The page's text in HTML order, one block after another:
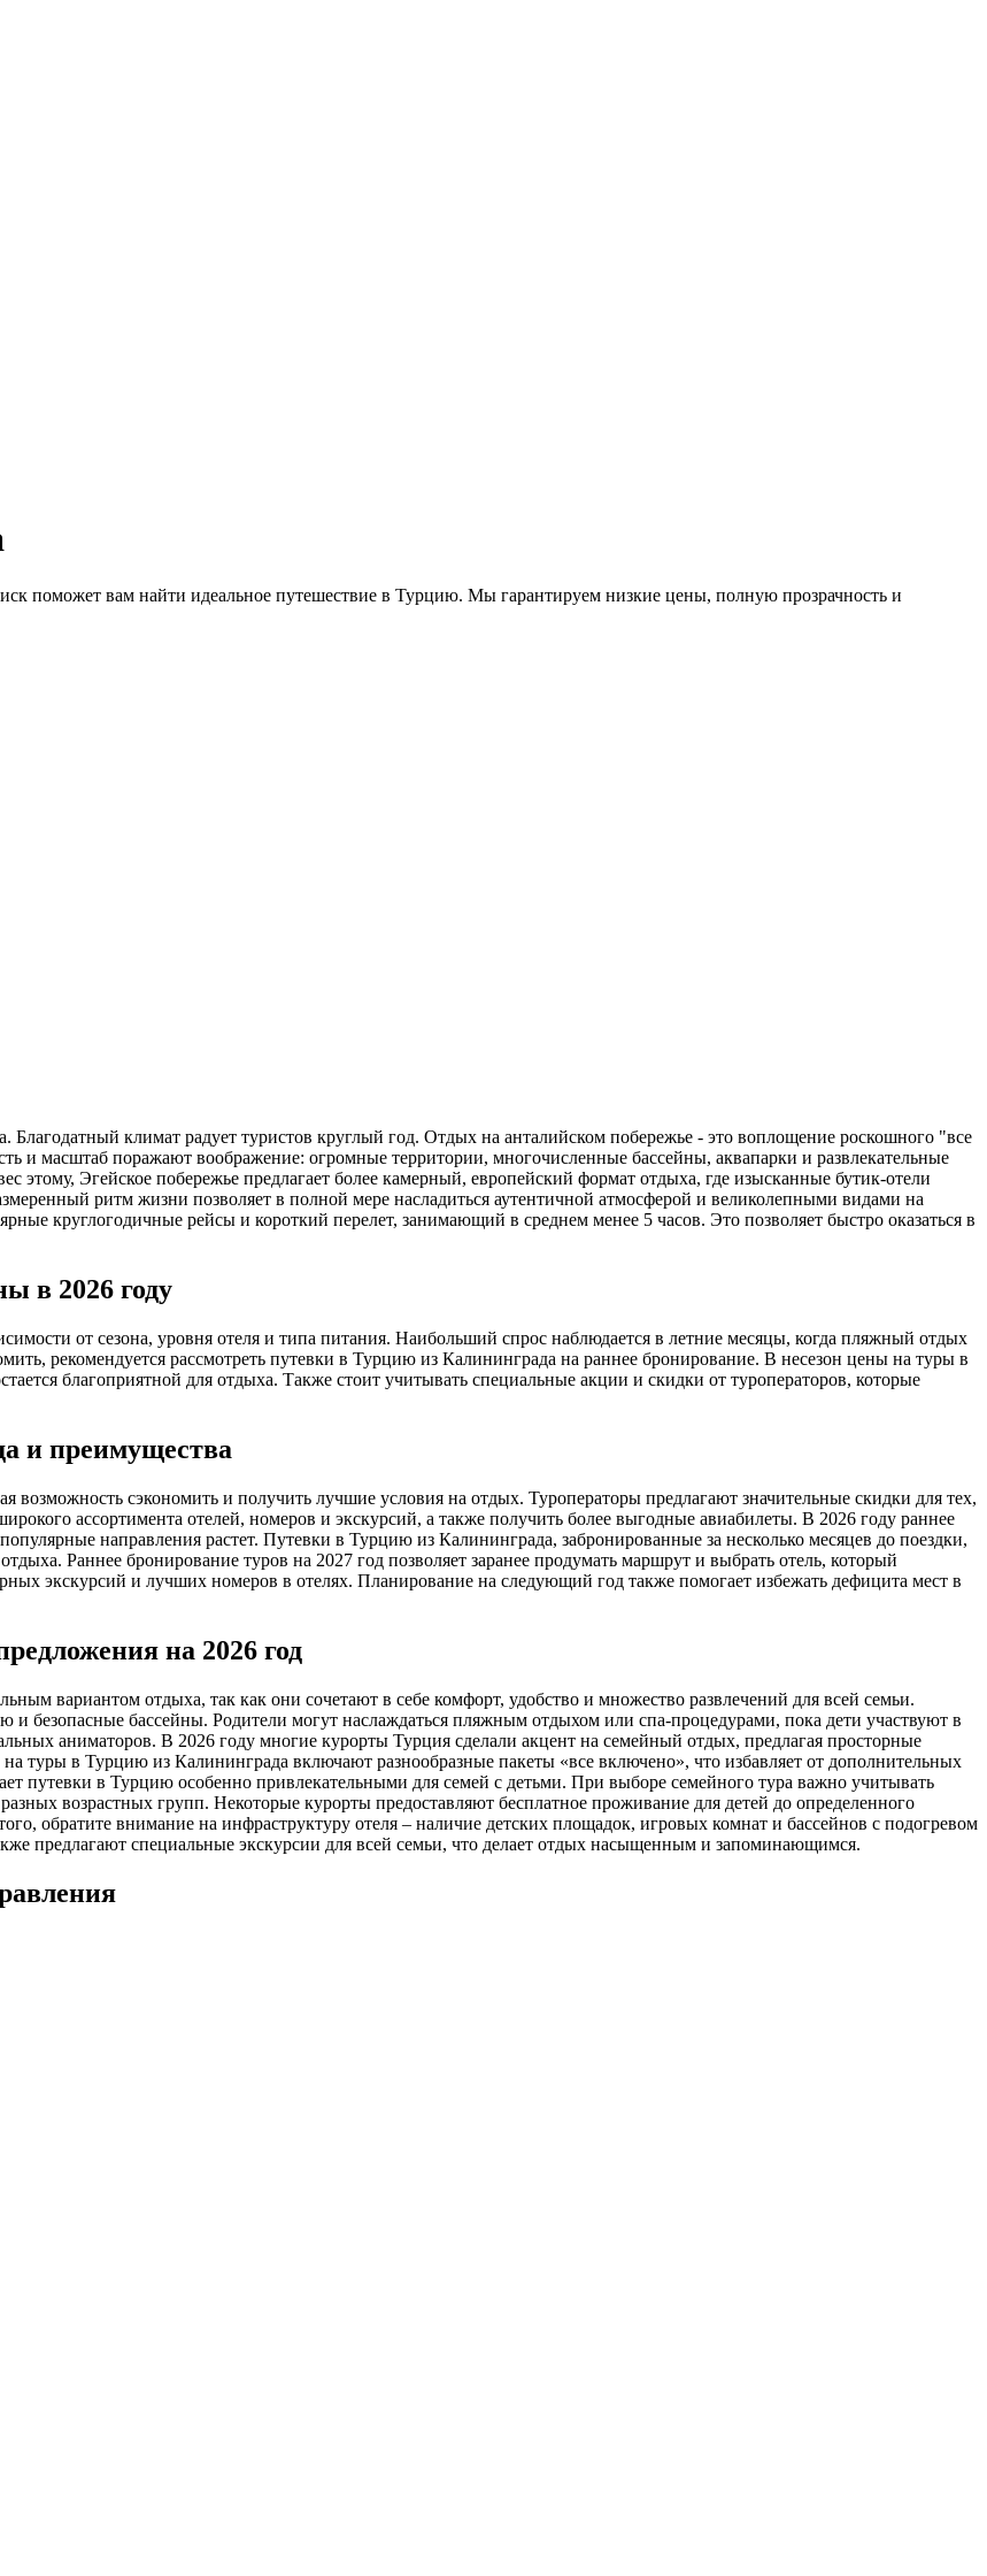
поможет вам найти идеальное путешествие в Турцию. Мы гарантируем низкие цены, полную прозрачность и
Благодатный климат радует туристов круглый год. Отдых на анталийском побережье - это воплощение роскошного "все
и масштаб поражают воображение: огромные территории, многочисленные бассейны, аквапарки и развлекательные
этому, Эгейское побережье предлагает более камерный, европейский формат отдыха, где изысканные бутик-отели
ритм жизни позволяет в полной мере насладиться аутентичной атмосферой и великолепными видами на
круглогодичные рейсы и короткий перелет, занимающий в среднем менее 5 часов. Это позволяет быстро оказаться в
в 2026 году
от сезона, уровня отеля и типа питания. Наибольший спрос наблюдается в летние месяцы, когда пляжный отдых
рекомендуется рассмотреть путевки в Турцию из Калининграда на раннее бронирование. В несезон цены на туры в
благоприятной для отдыха. Также стоит учитывать специальные акции и скидки от туроператоров, которые
и преимущества
возможность сэкономить и получить лучшие условия на отдых. Туроператоры предлагают значительные скидки для тех,
ассортимента отелей, номеров и экскурсий, а также получить более выгодные авиабилеты. В 2026 году раннее
направления растет. Путевки в Турцию из Калининграда, забронированные за несколько месяцев до поездки,
Раннее бронирование туров на 2027 год позволяет заранее продумать маршрут и выбрать отель, который
экскурсий и лучших номеров в отелях. Планирование на следующий год также помогает избежать дефицита мест в
на 2026 год
вариантом отдыха, так как они сочетают в себе комфорт, удобство и множество развлечений для всей семьи.
безопасные бассейны. Родители могут наслаждаться пляжным отдыхом или спа-процедурами, пока дети участвуют в
аниматоров. В 2026 году многие курорты Турция сделали акцент на семейный отдых, предлагая просторные
туры в Турцию из Калининграда включают разнообразные пакеты «все включено», что избавляет от дополнительных
путевки в Турцию особенно привлекательными для семей с детьми. При выборе семейного тура важно учитывать
возрастных групп. Некоторые курорты предоставляют бесплатное проживание для детей до определенного
обратите внимание на инфраструктуру отеля – наличие детских площадок, игровых комнат и бассейнов с подогревом
предлагают специальные экскурсии для всей семьи, что делает отдых насыщенным и запоминающимся.